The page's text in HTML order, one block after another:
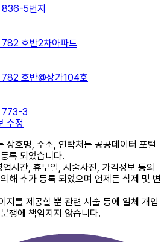
836-5번지
호반2차아파트
782 호반@상가104호
773-3
수정
상호명, 주소, 연락처는 공공데이터 포털
록 되었습니다.
시간, 휴무일, 시술사진, 가격정보 등의
해 추가 등록 되었으며 언제든 삭제 및 변
지를 제공할 뿐 관련 시술 등에 일체 개입
쟁에 책임지지 않습니다.